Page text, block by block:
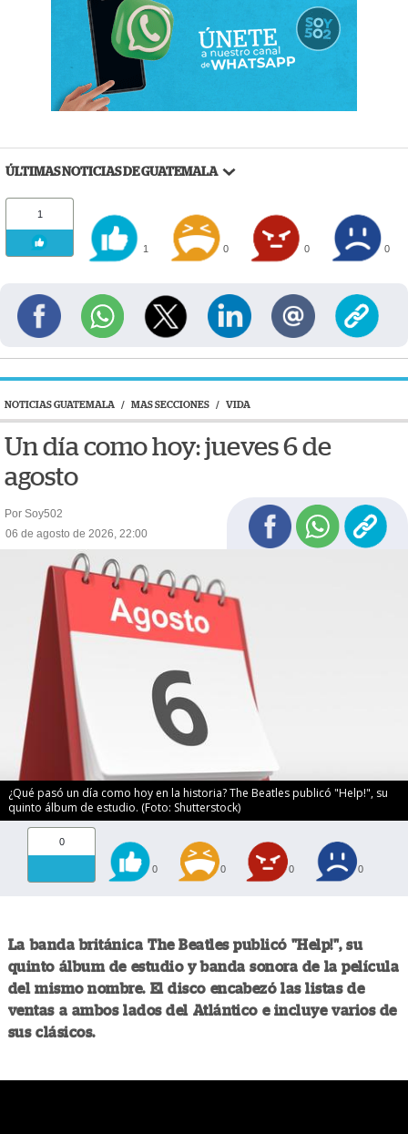
ÚLTIMAS NOTICIAS DE GUATEMALA
1
1 0 0 0
NOTICIAS GUATEMALA / MAS SECCIONES / VIDA
Un día como hoy: jueves 6 de
agosto
Por Soy502
06 de agosto de 2026, 22:00
¿Qué pasó un día como hoy en la historia? The Beatles publicó "Help!", su
quinto álbum de estudio. (Foto: Shutterstock)
0
0 0 0 0
La banda británica The Beatles publicó "Help!", su
quinto álbum de estudio y banda sonora de la película
del mismo nombre. El disco encabezó las listas de
ventas a ambos lados del Atlántico e incluye varios de
sus clásicos.